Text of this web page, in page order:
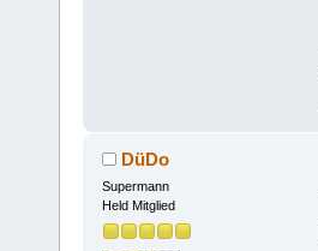
DüDo
Supermann
Held Mitglied